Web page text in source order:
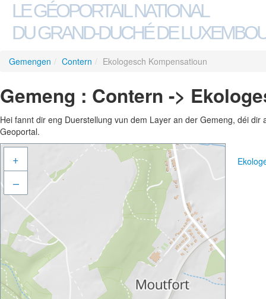
LE GÉOPORTAIL NATIONAL
DU GRAND-DUCHÉ DE
Gemengen / Contern / Ekologesch Kompensatioun
Gemeng : Contern ->
Hei fannt dir eng Duerstellung vun dem Layer an der Gemeng, déi
Geoportal.
+
–